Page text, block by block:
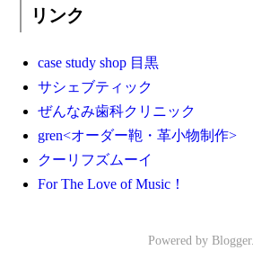
リンク
case study shop 目黒
サシェブティック
ぜんなみ歯科クリニック
gren<オーダー鞄・革小物制作>
クーリフズムーイ
For The Love of Music！
Powered by Blogger.